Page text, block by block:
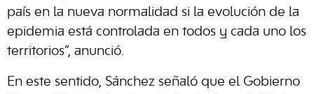
país en la nueva normalidad si la evolución de la
epidemia está controlada en todos y cada uno los
territorios”, anunció.
En este sentido, Sánchez señaló que el Gobierno